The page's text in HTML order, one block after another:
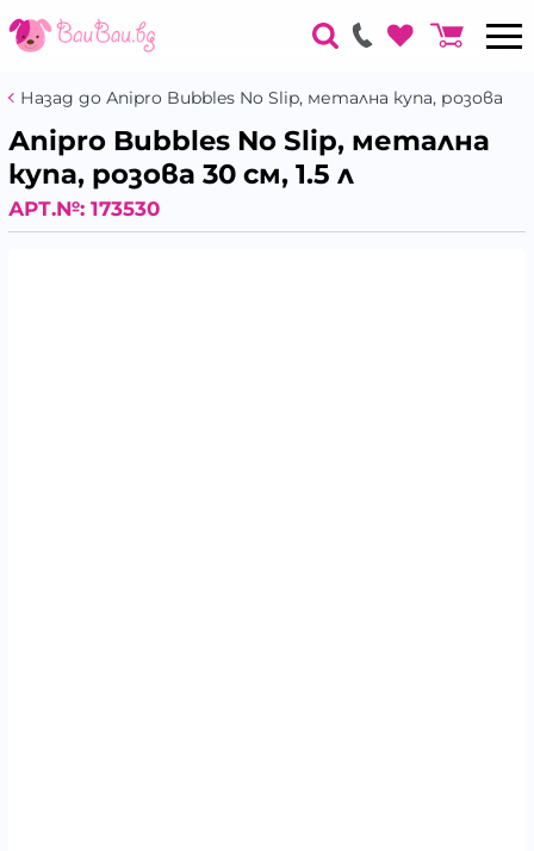
Назад до Аnipro Bubbles No Slip, метална купа, розова
Аnipro Bubbles No Slip, метална
купа, розова 30 см, 1.5 л
АРТ.№: 173530